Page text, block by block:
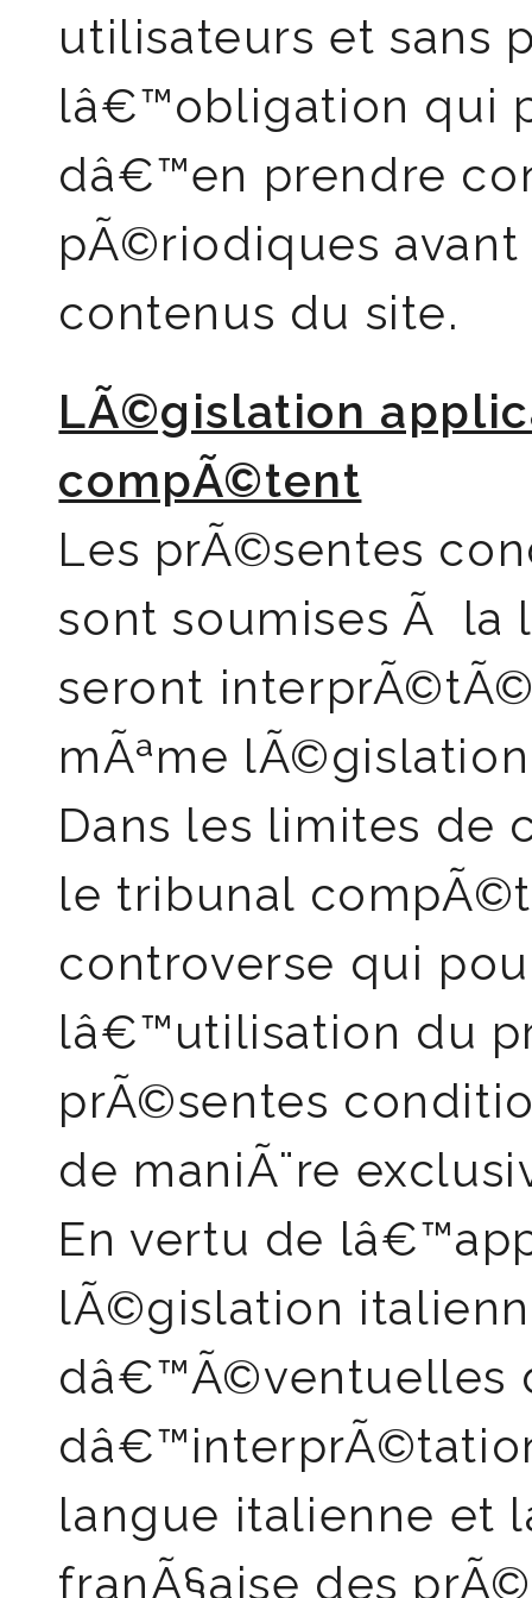
utilisateurs et sans
lâ€™obligation qui
dâ€™en prendre
pÃ©riodiques
contenus du site.
LÃ©gislation
compÃ©tent
Les prÃ©sentes
sont soumises Ã
seront
mÃªme
Dans les limites de
le tribunal
controverse qui
lâ€™utilisation du
prÃ©sentes
de maniÃ¨re
En vertu de
lÃ©gislation
dâ€™Ã©ventuelles
langue italienne et
franÃ§aise des